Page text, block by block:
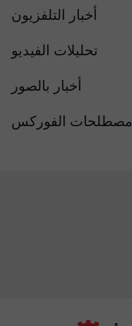
أخبار التلفزيون
تحليلات الفيديو
أخبار بالصور
مصطلحات الفوركس